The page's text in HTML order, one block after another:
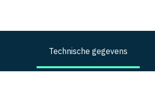
Technische gegevens